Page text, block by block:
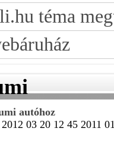
téma
autóhoz
03 20 12 45 2011